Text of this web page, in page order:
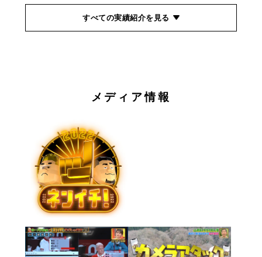
すべての実績紹介を見る
メディア情報